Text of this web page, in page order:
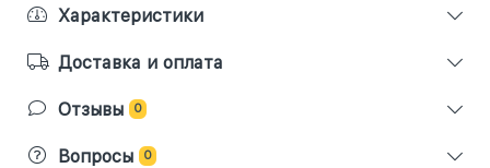
Характеристики
Доставка и оплата
Отзывы 0
Вопросы 0